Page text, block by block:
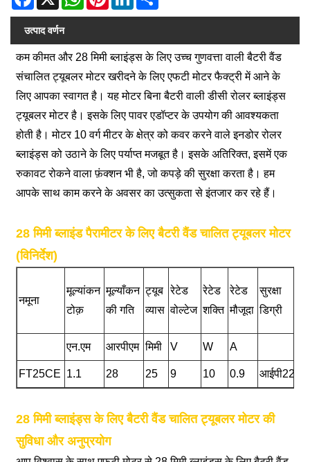
उत्पाद वर्णन
कम कीमत और 28 मिमी ब्लाइंड्स के लिए उच्च गुणवत्ता वाली बैटरी वैंड
संचालित ट्यूबलर मोटर खरीदने के लिए एफटी मोटर फैक्ट्री में आने के
लिए आपका स्वागत है। यह मोटर बिना बैटरी वाली डीसी रोलर ब्लाइंड्स
ट्यूबलर मोटर है। इसके लिए पावर एडॉप्टर के उपयोग की आवश्यकता
होती है। मोटर 10 वर्ग मीटर के क्षेत्र को कवर करने वाले इनडोर रोलर
ब्लाइंड्स को उठाने के लिए पर्याप्त मजबूत है। इसके अतिरिक्त, इसमें एक
रुकावट रोकने वाला फ़ंक्शन भी है, जो कपड़े की सुरक्षा करता है। हम
आपके साथ काम करने के अवसर का उत्सुकता से इंतजार कर रहे हैं।
28 मिमी ब्लाइंड पैरामीटर के लिए बैटरी वैंड चालित ट्यूबलर मोटर
(विनिर्देश)
नमूना
मूल्यांकन
टोक़
मूल्याँकन
की गति
ट्यूब
व्यास
रेटेड
वोल्टेज
रेटेड
शक्ति
रेटेड
मौजूदा
सुरक्षा
डिग्री
एन.एम आरपीएम मिमी V W A
FT25CE 1.1 28 25 9 10 0.9 आईपी22
28 मिमी ब्लाइंड्स के लिए बैटरी वैंड चालित ट्यूबलर मोटर की
सुविधा और अनुप्रयोग